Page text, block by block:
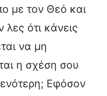
με τον Θεό και
ότι κάνεις
να μη
η σχέση σου
Εφόσον